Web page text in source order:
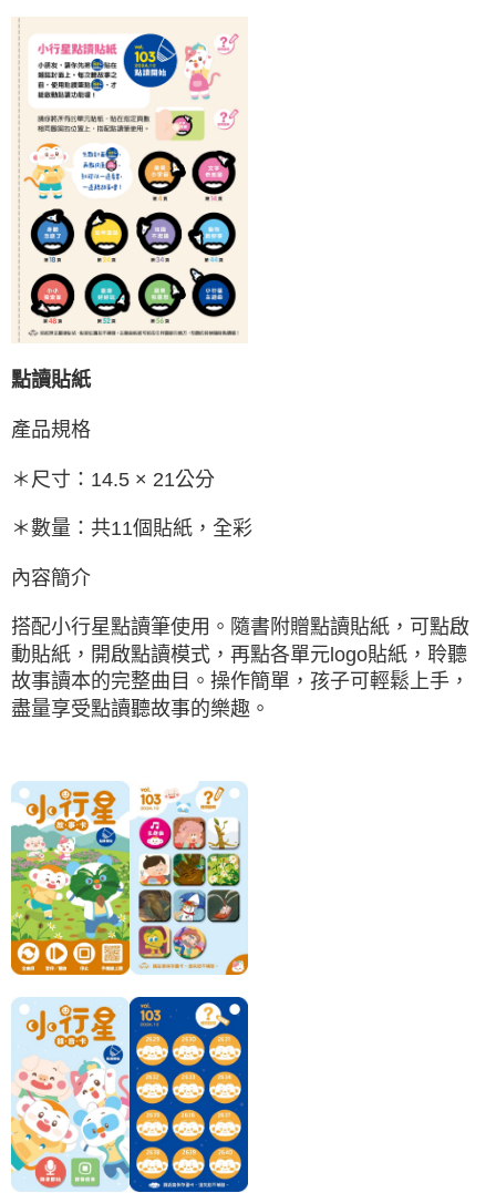
點讀貼紙
產品規格
＊尺寸：14.5 × 21公分
＊數量：共11個貼紙，全彩
內容簡介
搭配小行星點讀筆使用。隨書附贈點讀貼紙，可點啟
動貼紙，開啟點讀模式，再點各單元logo貼紙，聆聽
故事讀本的完整曲目。操作簡單，孩子可輕鬆上手，
盡量享受點讀聽故事的樂趣。